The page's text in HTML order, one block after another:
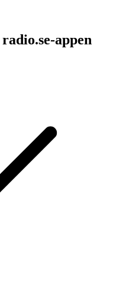
appen